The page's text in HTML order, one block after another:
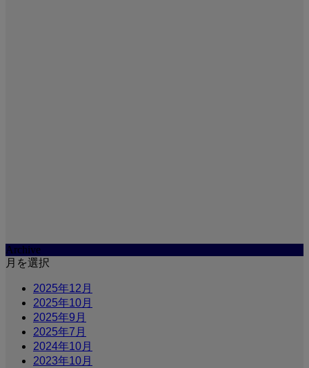
Archive
月を選択
2025年12月
2025年10月
2025年9月
2025年7月
2024年10月
2023年10月